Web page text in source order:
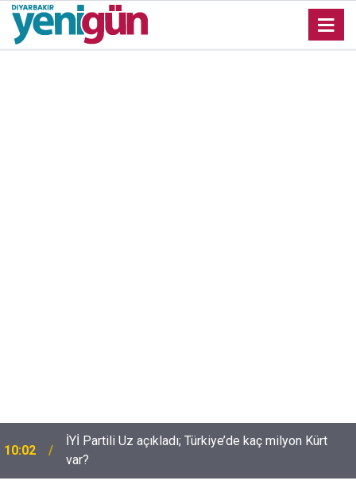
var?
09:54
Suça sürüklenen çocuklar için yeni düzenleme
neleri kapsiyor?